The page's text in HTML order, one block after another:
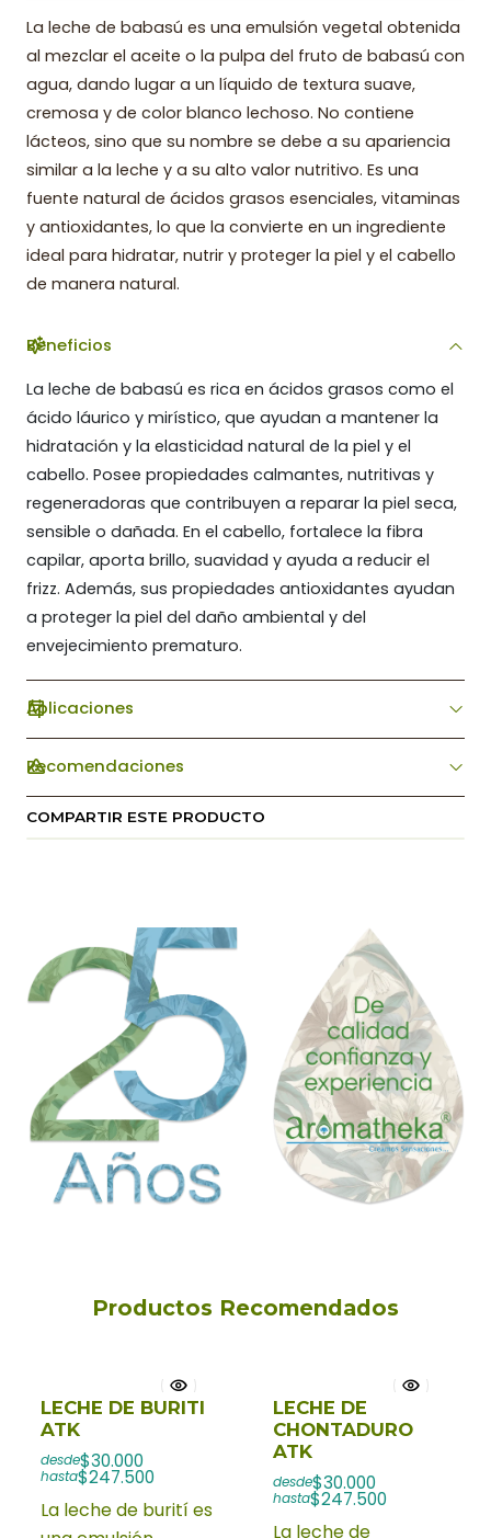
La leche de babasú es una emulsión vegetal obtenida
al mezclar el aceite o la pulpa del fruto de babasú con
agua, dando lugar a un líquido de textura suave,
cremosa y de color blanco lechoso. No contiene
lácteos, sino que su nombre se debe a su apariencia
similar a la leche y a su alto valor nutritivo. Es una
fuente natural de ácidos grasos esenciales, vitaminas
y antioxidantes, lo que la convierte en un ingrediente
ideal para hidratar, nutrir y proteger la piel y el cabello
de manera natural.
Beneficios
La leche de babasú es rica en ácidos grasos como el
ácido láurico y mirístico, que ayudan a mantener la
hidratación y la elasticidad natural de la piel y el
cabello. Posee propiedades calmantes, nutritivas y
regeneradoras que contribuyen a reparar la piel seca,
sensible o dañada. En el cabello, fortalece la fibra
capilar, aporta brillo, suavidad y ayuda a reducir el
frizz. Además, sus propiedades antioxidantes ayudan
a proteger la piel del daño ambiental y del
envejecimiento prematuro.
Aplicaciones
Recomendaciones
COMPARTIR ESTE PRODUCTO
Productos Recomendados
LECHE DE BURITI
ATK
desde$30.000
hasta$247.500
La leche de burití es
LECHE DE
CHONTADURO
ATK
desde$30.000
hasta$247.500
La leche de